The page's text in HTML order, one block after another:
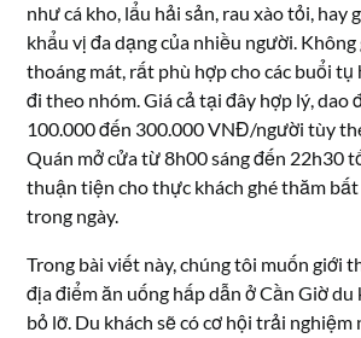
như cá kho, lẩu hải sản, rau xào tỏi, hay
khẩu vị đa dạng của nhiều người.
thoáng mát, rất phù hợp cho các buổi tụ
đi theo nhóm. Giá cả tại đây hợp lý, dao
100.000 đến 300.000 VNĐ/người tùy
Quán mở cửa từ 8h00 sáng đến 22h30
thuận tiện cho thực khách ghé thăm
trong ngày.
Trong bài viết này, chúng tôi muốn giới
địa điểm ăn uống hấp dẫn ở Cần Giờ du
bỏ lỡ. Du khách sẽ có cơ hội trải